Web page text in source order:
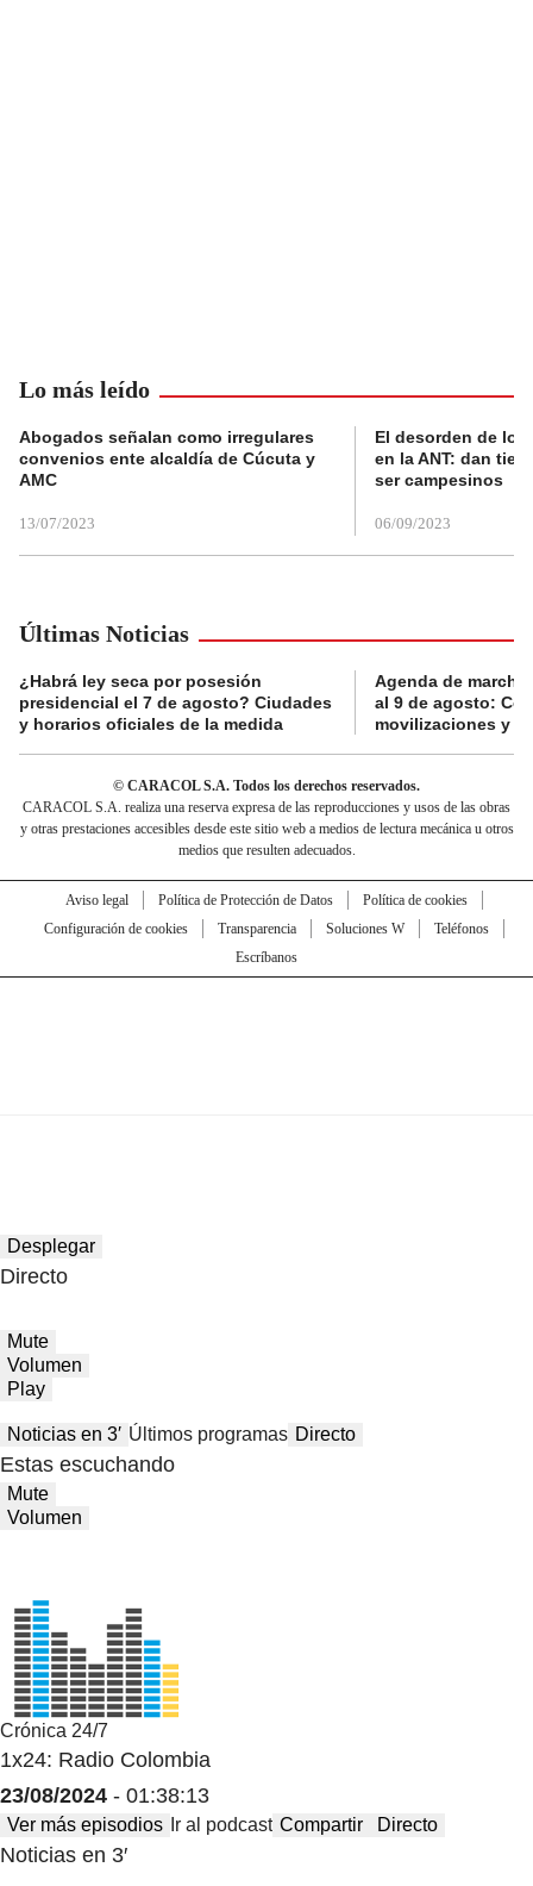
Lo más leído
Abogados señalan como irregulares
convenios ente alcaldía de Cúcuta y
AMC
13/07/2023
El desorden de
en la ANT: dan
ser campesinos
06/09/2023
Últimas Noticias
¿Habrá ley seca por posesión
presidencial el 7 de agosto? Ciudades
y horarios oficiales de la medida
Agenda de
al 9 de agosto:
movilizaciones y
© CARACOL S.A. Todos los derechos reservados.
CARACOL S.A. realiza una reserva expresa de las reproducciones y usos de las obras
y otras prestaciones accesibles desde este sitio web a medios de lectura mecánica u otros
medios que resulten adecuados.
Aviso legal Política de Protección de Datos
Política de cookies
Configuración de cookies
Transparencia Soluciones W
Teléfonos
Escríbanos
Desplegar
Directo
Mute
Volumen
Play
Noticias en 3′ Últimos programas Directo
Estas escuchando
Mute
Volumen
Crónica 24/7
1x24: Radio Colombia
23/08/2024 - 01:38:13
Ver más episodios Ir al podcast Compartir Directo
Noticias en 3′